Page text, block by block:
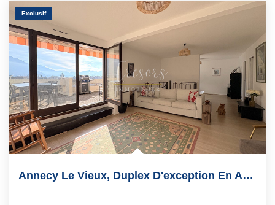
Exclusif
Annecy Le Vieux, Duplex D'exception En Attique De 154 M2